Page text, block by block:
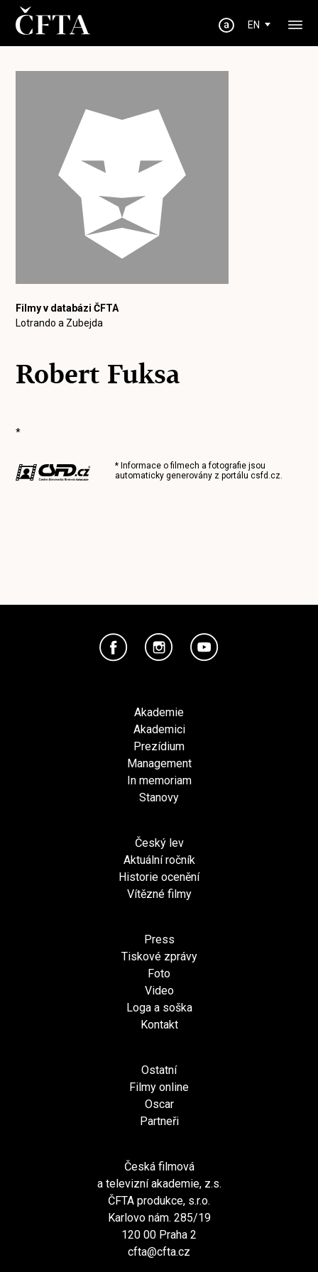
EN
Filmy v databázi ČFTA
Lotrando a Zubejda
Robert Fuksa
*
* Informace o filmech a fotografie jsou
automaticky generovány z portálucsfd.cz.
Akademie
Akademici
Prezídium
Management
In memoriam
Stanovy
Český lev
Aktuální ročník
Historie ocenění
Vítězné filmy
Press
Tiskové zprávy
Foto
Video
Loga a soška
Kontakt
Ostatní
Filmy online
Oscar
Partneři
Česká filmová
a televizní akademie, z.s.
ČFTA produkce, s.r.o.
Karlovo nám. 285/19
120 00 Praha 2
cfta@cfta.cz